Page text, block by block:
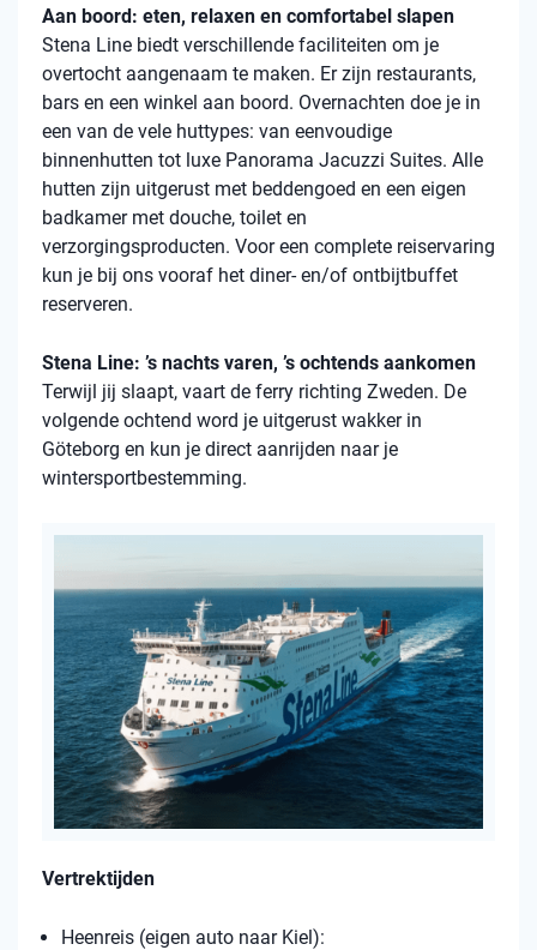
Aan boord: eten, relaxen en comfortabel slapen
Stena Line biedt verschillende faciliteiten om je
overtocht aangenaam te maken. Er zijn restaurants,
bars en een winkel aan boord. Overnachten doe je in
een van de vele huttypes: van eenvoudige
binnenhutten tot luxe Panorama Jacuzzi Suites. Alle
hutten zijn uitgerust met beddengoed en een eigen
badkamer met douche, toilet en
verzorgingsproducten. Voor een complete reiservaring
kun je bij ons vooraf het diner- en/of ontbijtbuffet
reserveren.
Stena Line: ’s nachts varen, ’s ochtends aankomen
Terwijl jij slaapt, vaart de ferry richting Zweden. De
volgende ochtend word je uitgerust wakker in
Göteborg en kun je direct aanrijden naar je
wintersportbestemming.
Vertrektijden
Heenreis (eigen auto naar Kiel):